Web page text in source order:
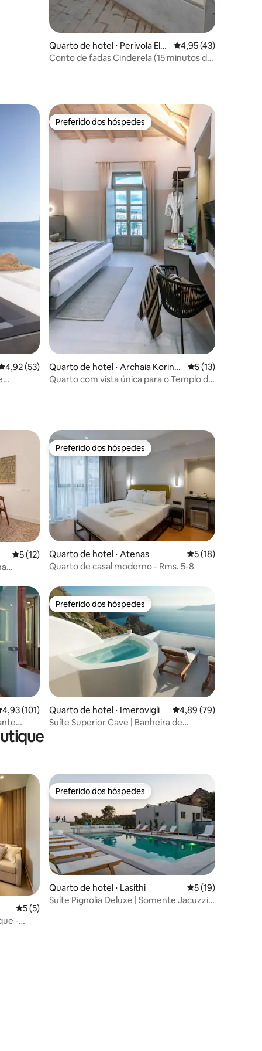
Quarto de hotel ⋅ Perivola Elaf
onisi
4,95 de uma
4,95 (43)
Conto de fadas Cinderela (15 minutos de
de uma avaliação média de 5, 53 avaliações
4,92 (53)
a
Preferido dos hóspedes
Preferido dos hóspedes
Quarto de hotel ⋅ Archaia Korinth
os
5 de uma
5 (13)
Quarto com vista única para o Templo de
5 de uma avaliação média de 5, 12 avaliações
5 (12)
Preferido dos hóspedes
Preferido dos hóspedes
Quarto de hotel ⋅ Atenas 5 de uma
5 (18)
Quarto de casal moderno - Rms. 5-8
hóspedes
de uma avaliação média de 5, 101 avaliações
4,93 (101)
Preferido dos hóspedes
Preferido dos hóspedes
Quarto de hotel ⋅ Imerovigli 4,89 de uma
4,89 (79)
Suíte Superior Cave | Banheira de
5 de uma avaliação média de 5, 5 avaliações
5 (5)
-
Preferido dos hóspedes
Preferido dos hóspedes
Quarto de hotel ⋅ Lasithi 5 de uma
5 (19)
Suíte Pignolia Deluxe | Somente Jacuzzi